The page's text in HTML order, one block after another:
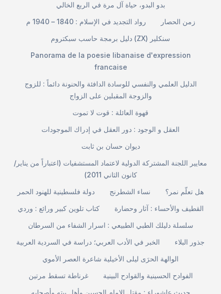
بدو البدو، حياة آل مرة في الربع الخالي
رواد التجديد في الإسلام : 1840 – 1940 م
زمن الحصار
دليل برمجة حاسب سبكتروم (ZX) سنكلير
Panorama de la poesie libanaise d'expression
francaise
الدليل العلمي والنفسي للوسادة الدافئة والحنونة دائماً : للزوج
والزوجة المقبلين على الزواج
قهوة العائلة : قوت لا تموت
العقل و الوجود : دور العقل في إدراك الموجودات
ديوان حسان بن ثابت
معايير اللجنة المشتركة الدولية لاعتماد المستشفيات (اعتباراً من يناير/
كانون الثاني 2011)
دولة فلسطينية للهنود الحمر
نساء الشطرنج
هل تعلّم نمر؟
كتاب تلوين كبير ورائع : وردي
القطيف والأحساء : آثار وحضارة
سلسلة دليلك الطبي الطبيعي : اسرار الشفاء من السرطان
الخبر في الأدب العربي؛ دراسة في السردية العربية
جذور البلاء
الوالهة الحرَى ليلى الأخيلية شاعرة العصر الأموي
غرناطة تسقط مرتين
الفوادح الحسينية والقوادح البينية
حديث عاشوراء : مقتل الإمام الحسين وأهل بيته وأصحابه